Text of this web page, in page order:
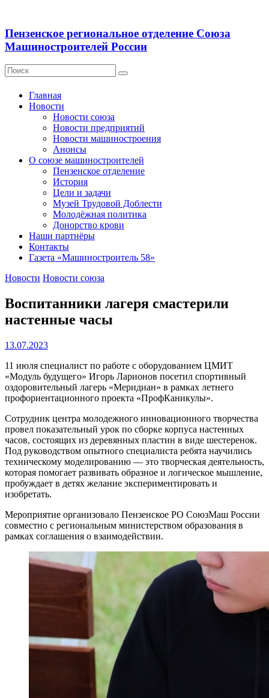
Пензенское региональное отделение Союза
Машиностроителей России
Главная
Новости
Новости союза
Новости предприятий
Новости машиностроения
Анонсы
О союзе машиностроителей
Пензенское отделение
История
Цели и задачи
Музей Трудовой Доблести
Молодёжная политика
Донорство крови
Наши партнёры
Контакты
Газета «Машиностроитель 58»
Новости Новости союза
Воспитанники лагеря смастерили
настенные часы
13.07.2023
11 июля специалист по работе с оборудованием ЦМИТ
«Модуль будущего» Игорь Ларионов посетил спортивный
оздоровительный лагерь «Меридиан» в рамках летнего
профориентационного проекта «ПрофКаникулы».
Сотрудник центра молодежного инновационного творчества
провел показательный урок по сборке корпуса настенных
часов, состоящих из деревянных пластин в виде шестеренок.
Под руководством опытного специалиста ребята научились
техническому моделированию — это творческая деятельность,
которая помогает развивать образное и логическое мышление,
пробуждает в детях желание экспериментировать и
изобретать.
Мероприятие организовало Пензенское РО СоюзМаш России
совместно с региональным министерством образования в
рамках соглашения о взаимодействии.